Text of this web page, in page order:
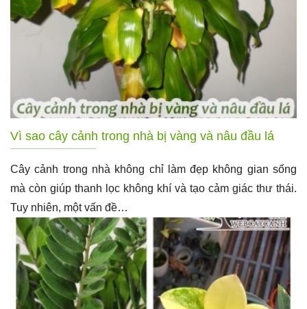
Vì sao cây cảnh trong nhà bị vàng và nâu đầu lá
Cây cảnh trong nhà không chỉ làm đẹp không gian sống
mà còn giúp thanh lọc không khí và tạo cảm giác thư thái.
Tuy nhiên, một vấn đề…